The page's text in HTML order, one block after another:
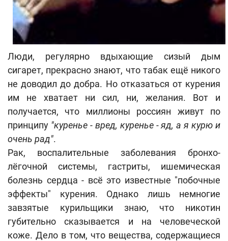
Люди, регулярно вдыхающие сизый дым
сигарет, прекрасно знают, что табак ещё никого
не доводил до добра. Но отказаться от курения
им не хватает ни сил, ни, желания. Вот и
получается, что миллионы россиян живут по
принципу "куренье - вред, куренье - яд, а я курю и
очень рад".
Рак, воспалительные заболевания бронхо-
лёгочной системы, гастриты, ишемическая
болезнь сердца - всё это известные "побочные
эффекты" курения. Однако лишь немногие
завзятые курильщики знаю, что никотин
губительно сказывается и на человеческой
коже. Дело в том, что вещества, содержащиеся